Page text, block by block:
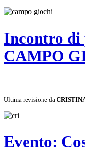
Incontro di
CAMPO
Ultima revisione da
Evento: